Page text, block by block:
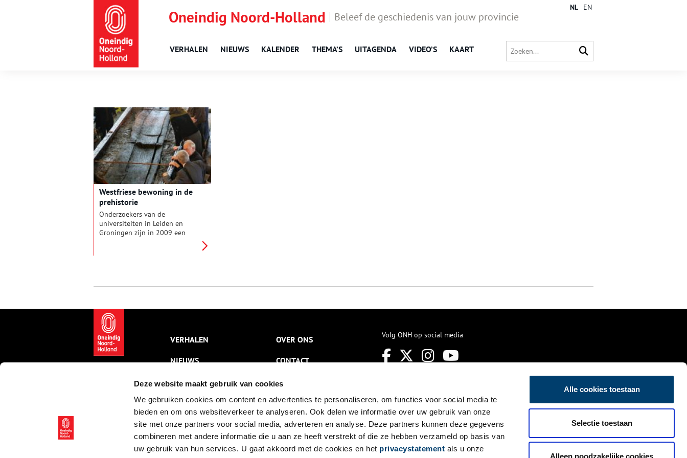
Deze website maakt gebruik van cookies
We gebruiken cookies om content en advertenties te personaliseren, om functies voor social media te
bieden en om ons websiteverkeer te analyseren. Ook delen we informatie over uw gebruik van onze
site met onze partners voor social media, adverteren en analyse. Deze partners kunnen deze gegevens
combineren met andere informatie die u aan ze heeft verstrekt of die ze hebben verzameld op basis van
uw gebruik van hun services. U gaat akkoord met de cookies en het privacystatement als u onze
Alle cookies toestaan
Selectie toestaan
Alleen noodzakelijke cookies
Oneindig Noord-Holland Beleef de geschiedenis van jouw provincie
VERHALEN NIEUWS KALENDER THEMA’S UITAGENDA VIDEO’S KAART
NL EN
Westfriese bewoning in de
prehistorie
Onderzoekers van de
universiteiten in Leiden en
Groningen zijn in 2009 een
regio werd al vele duizenden
teruggevonden, waaronder het
skelet van ‘Mies’.
VERHALEN
NIEUWS
KALENDER
THEMA’S
ACTIVITEITEN
VIDEO’S
OVER ONS
CONTACT
NIEUWSBRIEF
DISCLAIMER
PRIVACY
TOEGANKELIJKHEID
Volg ONH op social media